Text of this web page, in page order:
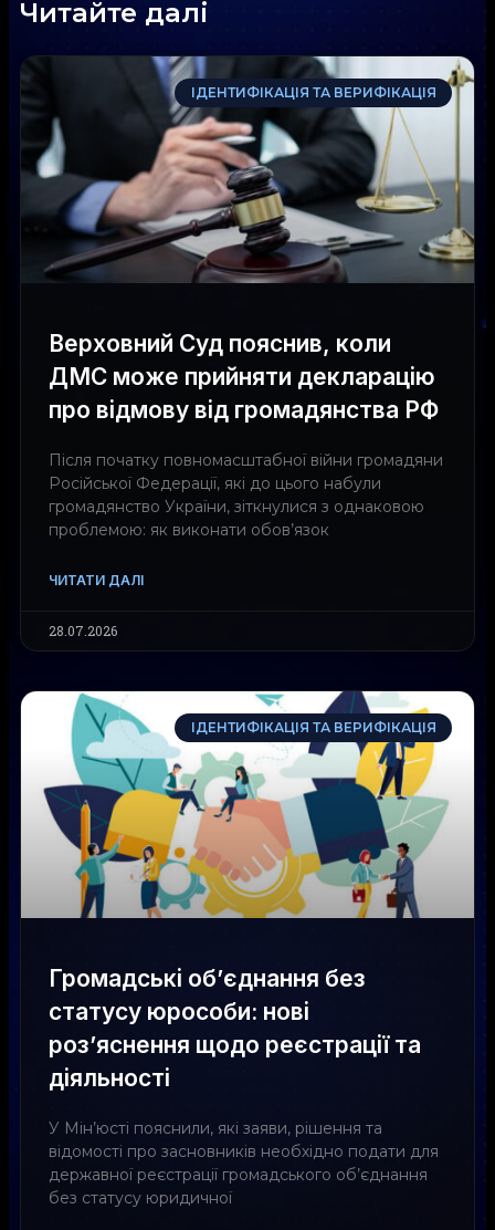
Читайте далі
ІДЕНТИФІКАЦІЯ ТА ВЕРИФІКАЦІЯ
Верховний Суд пояснив, коли
ДМС може прийняти декларацію
про відмову від громадянства РФ
Після початку повномасштабної війни громадяни
Російської Федерації, які до цього набули
громадянство України, зіткнулися з однаковою
проблемою: як виконати обов’язок
ЧИТАТИ ДАЛІ
28.07.2026
ІДЕНТИФІКАЦІЯ ТА ВЕРИФІКАЦІЯ
Громадські об’єднання без
статусу юрособи: нові
роз’яснення щодо реєстрації та
діяльності
У Мін’юсті пояснили, які заяви, рішення та
відомості про засновників необхідно подати для
державної реєстрації громадського об’єднання
без статусу юридичної